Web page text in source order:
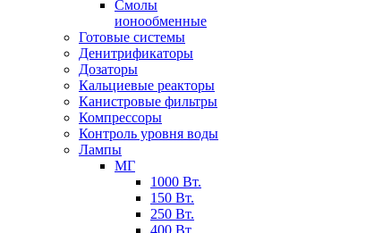
Смолы
ионообменные
Готовые системы
Денитрификаторы
Дозаторы
Кальциевые реакторы
Канистровые фильтры
Компрессоры
Контроль уровня воды
Лампы
МГ
1000 Вт.
150 Вт.
250 Вт.
400 Вт.